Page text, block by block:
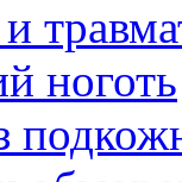
ноготь